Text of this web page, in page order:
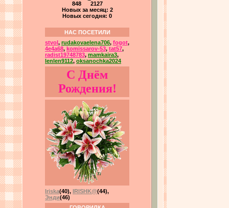
848 2127
Новых за месяц: 2
Новых сегодня: 0
НАС ПОСЕТИЛИ
stvol , rudakovaelena706, fogot,
4e4a68, komissarov-53, tat57,
radist19748783, mamkaira3,
lenlen9112, oksanochka2024
С Днём
Рождения!
Iriska(40), IRISHK@(44),
Энди(46)